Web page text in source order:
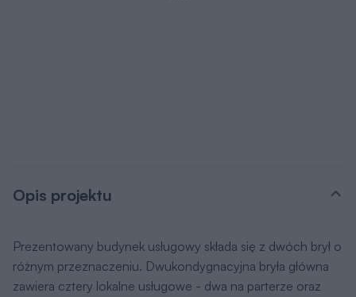
Opis projektu
Prezentowany budynek usługowy składa się z dwóch brył o
różnym przeznaczeniu. Dwukondygnacyjna bryła główna
zawiera cztery lokalne usługowe - dwa na parterze oraz